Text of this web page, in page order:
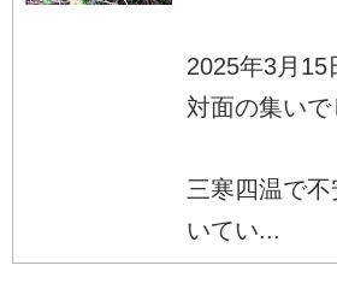
2025年3月15
対面の集いで
三寒四温で
いてい...